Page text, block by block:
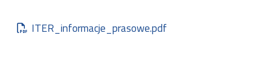
Document
ITER_informacje_prasowe.pdf